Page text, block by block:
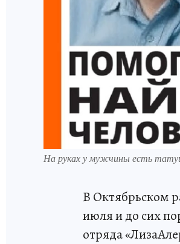
На руках у мужчины есть
В Октябрьском
июля и до сих
отряда